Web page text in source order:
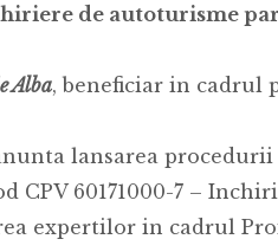
de autoturisme
Alba, beneficiar in cadrul
lansarea
CPV 60171000-7 –
expertilor in cadrul